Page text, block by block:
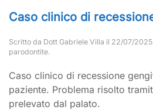
Caso clinico di
Scritto da Dott Gabriele Villa il 22/07/2025
parodontite.
Caso clinico di recessione
paziente. Problema risolto
prelevato dal palato.